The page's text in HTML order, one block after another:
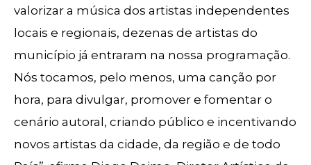
valorizar a música dos artistas independentes
locais e regionais, dezenas de artistas do
município já entraram na nossa programação.
Nós tocamos, pelo menos, uma canção por
hora, para divulgar, promover e fomentar o
cenário autoral, criando público e incentivando
novos artistas da cidade, da região e de todo